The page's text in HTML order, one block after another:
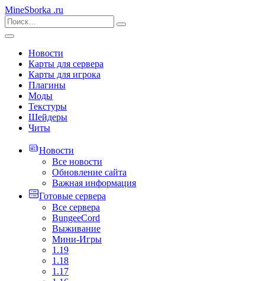
MineSborka .ru
Новости
Карты для сервера
Карты для игрока
Плагины
Моды
Текстуры
Шейдеры
Читы
Новости
Все новости
Обновление сайта
Важная информация
Готовые сервера
Все сервера
BungeeCord
Выживание
Мини-Игры
1.19
1.18
1.17